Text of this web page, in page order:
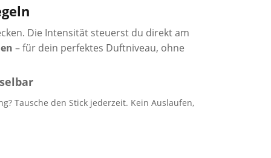
Die Intensität steuerst du direkt am
– für dein perfektes Duftniveau, ohne
Tausche den Stick jederzeit. Kein Auslaufen,